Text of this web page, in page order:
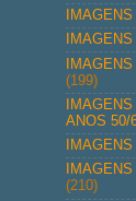
(199)
ANOS 50/
(210)